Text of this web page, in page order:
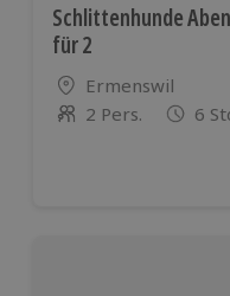
Schlittenhunde
für 2
Standort
Ermenswil
Anzahl der
2 Pers. 6